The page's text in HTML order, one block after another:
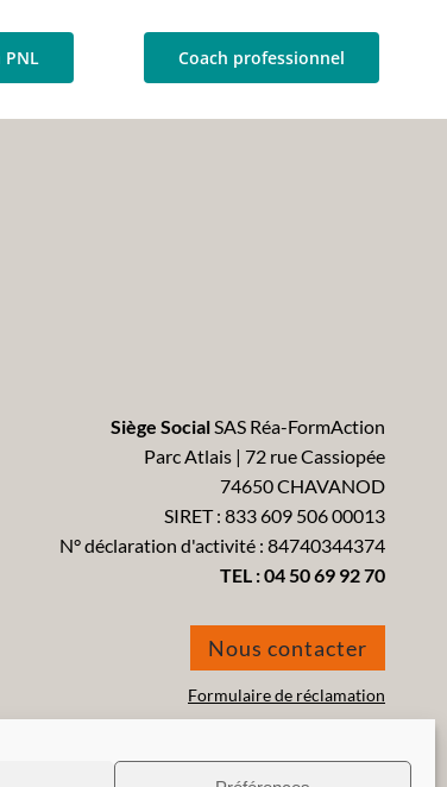
Coach professionnel
Siège SocialSAS Réa-FormAction
Parc Atlais | 72 rue Cassiopée
74650 CHAVANOD
SIRET : 833 609 506 00013
N° déclaration d'activité : 84740344374
TEL :04 50 69 92 70
Nous contacter
Formulaire de réclamation